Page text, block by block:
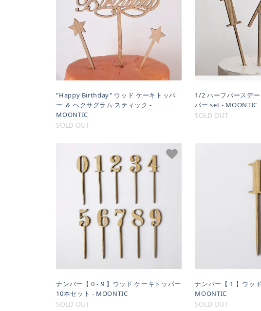
"Happy Birthday" ウッド ケーキトッパ
ー ＆ ヘクサグラム スティック -
MOONTIC
SOLD OUT
1/2 ハーフバースデ
パー set - MOONTIC
SOLD OUT
ナンバー【 0 - 9 】ウッド ケーキトッパー
10本セット - MOONTIC
SOLD OUT
ナンバー【 1 】ウッ
MOONTIC
SOLD OUT